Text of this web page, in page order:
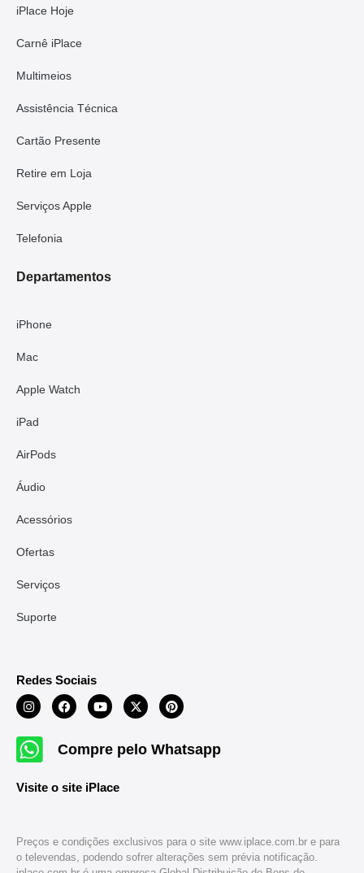
iPlace Hoje
Carnê iPlace
Multimeios
Assistência Técnica
Cartão Presente
Retire em Loja
Serviços Apple
Telefonia
Departamentos
iPhone
Mac
Apple Watch
iPad
AirPods
Áudio
Acessórios
Ofertas
Serviços
Suporte
Redes Sociais
Compre pelo Whatsapp
Visite o site iPlace
Preços e condições exclusivos para o site www.iplace.com.br e para
o televendas, podendo sofrer alterações sem prévia notificação.